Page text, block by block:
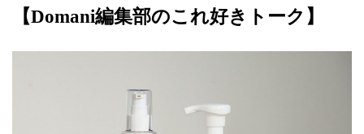
【Domani編集部のこれ好きトーク】